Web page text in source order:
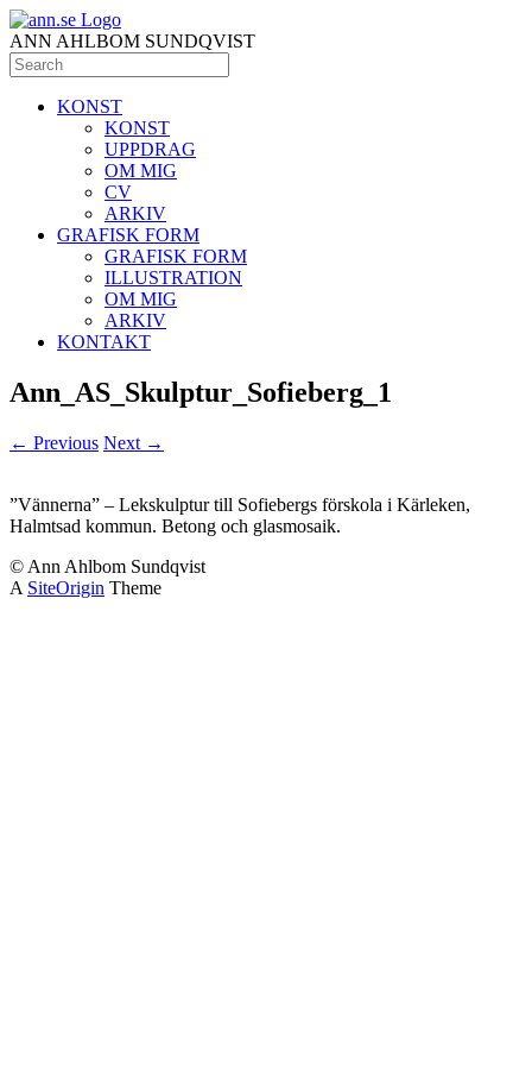
ANN AHLBOM SUNDQVIST
KONST
KONST
UPPDRAG
OM MIG
CV
ARKIV
GRAFISK FORM
GRAFISK FORM
ILLUSTRATION
OM MIG
ARKIV
KONTAKT
Ann_AS_Skulptur_Sofieberg_1
← Previous Next →
”Vännerna” – Lekskulptur till Sofiebergs förskola i Kärleken,
Halmtsad kommun. Betong och glasmosaik.
© Ann Ahlbom Sundqvist
A SiteOrigin Theme